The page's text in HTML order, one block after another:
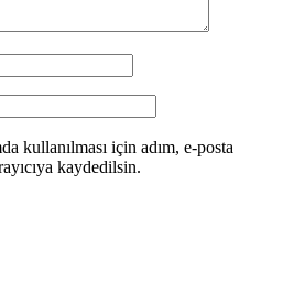
kullanılması için adım, e-posta
kaydedilsin.